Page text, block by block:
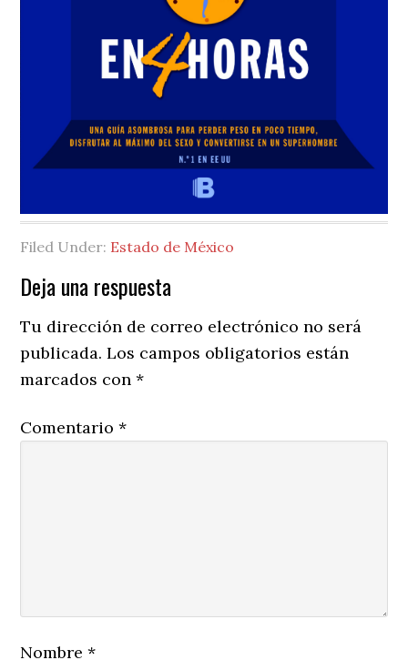
Filed Under: Estado de México
Reader
Interactions
Deja una respuesta
Tu dirección de correo electrónico no será
publicada. Los campos obligatorios están
marcados con*
Comentario*
Nombre*